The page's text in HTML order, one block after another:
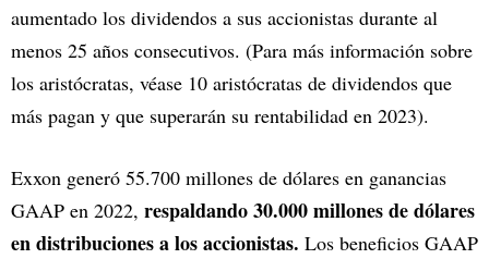
aumentado los dividendos a sus accionistas durante al
menos 25 años consecutivos. (Para más información sobre
los aristócratas, véase 10 aristócratas de dividendos que
más pagan y que superarán su rentabilidad en 2023).
Exxon generó 55.700 millones de dólares en ganancias
GAAP en 2022, respaldando 30.000 millones de dólares
en distribuciones a los accionistas. Los beneficios GAAP